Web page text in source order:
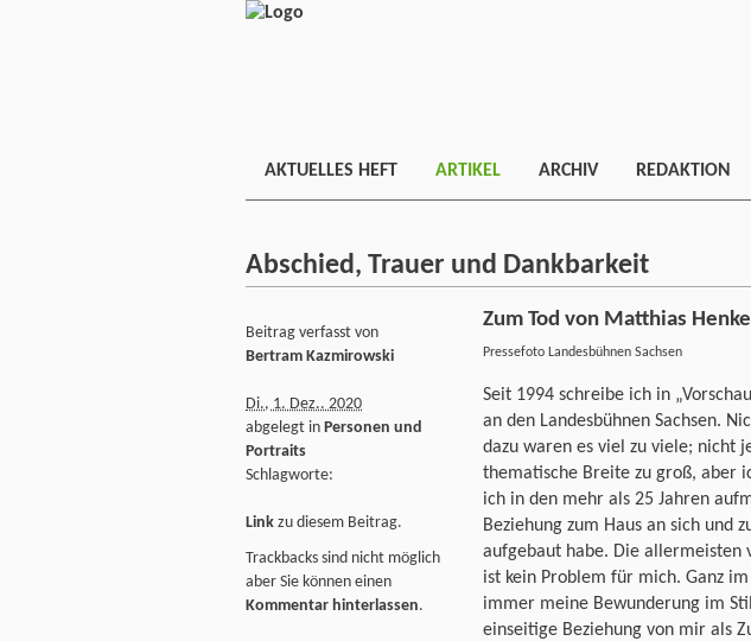
AKTUELLES HEFT ARTIKEL ARCHIV REDAKTION
Abschied, Trauer und Dankbarkeit
Zum Tod von Matthias
Pressefoto Landesbühnen Sachsen
Seit 1994 schreibe ich in
an den Landesbühnen Sachsen.
dazu waren es viel zu viele; nicht
thematische Breite zu groß, aber
ich in den mehr als 25 Jahren
Beziehung zum Haus an sich und
aufgebaut habe. Die allermeisten
ist kein Problem für mich. Ganz
immer meine Bewunderung im
einseitige Beziehung von mir als
Beitrag verfasst von
Bertram Kazmirowski
Di., 1. Dez.. 2020
abgelegt in Personen und
Portraits
Schlagworte:
Link zu diesem Beitrag.
Trackbacks sind nicht möglich
aber Sie können einen
Kommentar hinterlassen.